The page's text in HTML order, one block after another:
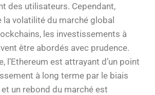
des utilisateurs. Cependant,
la volatilité du marché global
les investissements à
être abordés avec prudence.
l’Ethereum est attrayant d’un point
à long terme par le biais
un rebond du marché est